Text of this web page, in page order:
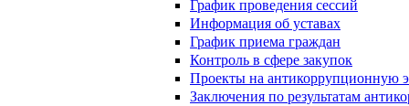
График проведения сессий
Информация об уставах
График приема граждан
Контроль в сфере закупок
Проекты на антикоррупционную
Заключения по результатам